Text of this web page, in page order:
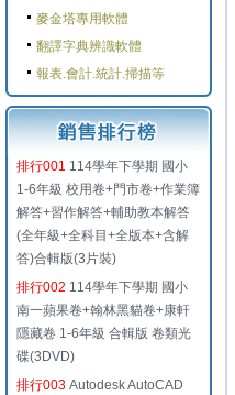
麥金塔專用軟體
翻譯字典辨識軟體
報表.會計.統計.掃描等
排行001 114學年下學期 國小
1-6年級 校用卷+門市卷+作業簿
解答+習作解答+輔助教本解答
(全年級+全科目+全版本+含解
答)合輯版(3片裝)
排行002 114學年下學期 國小
南一蘋果卷+翰林黑貓卷+康軒
隱藏卷 1-6年級 合輯版 卷類光
碟(3DVD)
排行003 Autodesk AutoCAD